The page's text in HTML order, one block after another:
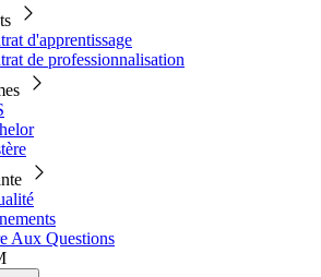
d'apprentissage
de professionnalisation
Aux Questions